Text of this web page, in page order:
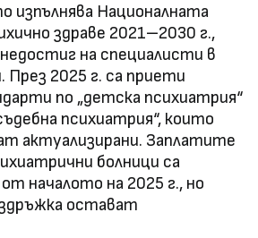
Националната
здраве 2021–2030 г.,
на специалисти в
През 2025 г. са приети
по „детска психиатрия“
психиатрия“, които
актуализирани. Заплатите
болници са
началото на 2025 г., но
остават